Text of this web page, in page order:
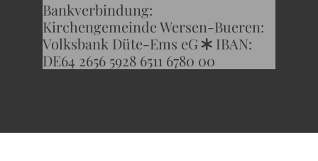
Bankverbindung:
Kirchengemeinde Wersen-Bueren:
Volksbank Düte-Ems eG * IBAN:
DE64 2656 5928 6511 6780 00